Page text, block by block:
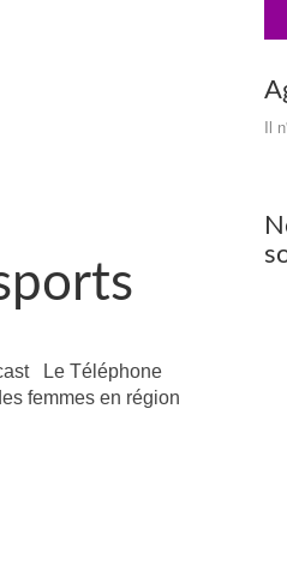
Le Téléphone
femmes en région
Il